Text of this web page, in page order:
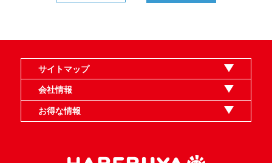
サイトマップ
オンラインショップ
買取
記事
選手一覧
デッキ検索
デッキ構築
イベント・大会
店舗のご案内
お問い合わせ
ヘルプ
FAQ
会社情報
利用規約
スタッフ募集
特定商取引法表示
個人情報保護指針
企業情報
お得な情報